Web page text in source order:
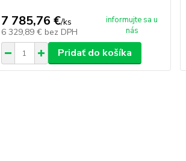
7 785,76 €/ks
6 329,89 € bez DPH
informujte sa u
nás
Pridať do košíka